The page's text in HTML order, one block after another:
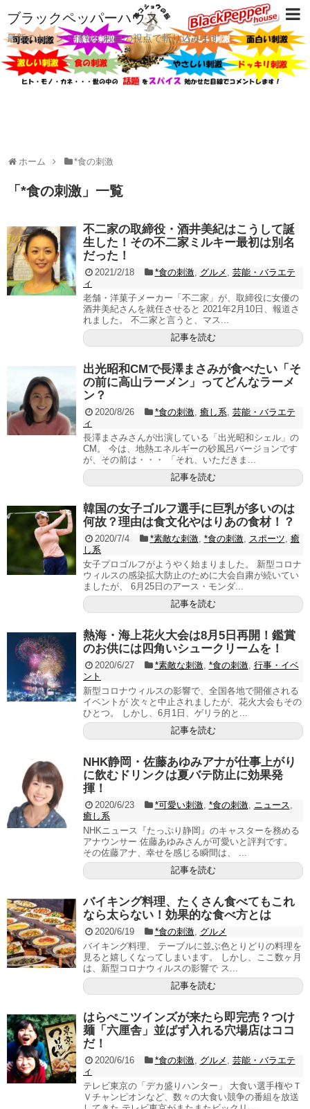
ブラックペッパーハウス
最新のトレンド情報に独自の視点で斬り込みます
ホーム *食の刺激
「 *食の刺激 」 一覧
不二家の取締役・酒井美紀はこうして誕
生した！その不二家ミルキー最初は別名
だった！
2021/2/18 *食の刺激, グルメ , 芸能・バラエテ
ィ
老舗・洋菓子メーカー「不二家」が、取締役に女優の
酒井美紀さんを就任させると 2021年2月10日、報道さ
れました。 不二家と言うと、マス...
記事を読む
出光昭和CMで長澤まさみが食べたい「そ
の前に高山ラーメン」ってどんなラーメ
ン？
2020/8/26 *食の刺激, 癒し系, 芸能・バラエテ
ィ
長澤まさみさんが出演している「出光昭和シェル」の
CM。 今は、地熱エネルギーの砂風呂バージョンです
が、その前は・・・ 「それ、いただきま...
記事を読む
韓国の女子ゴルフ選手に巨乳が多いのは
何故？理由は食文化やはりあの食材！？
2020/7/4 *素敵な刺激, *食の刺激, スポーツ, 癒
し系
女子プロゴルフがようやく始まりました。 新型コロナ
ウィルスの感染拡大防止のために大会自粛が続いてい
ましたが、 6月25日のアース・モンダ...
記事を読む
熱海・海上花火大会は8月5日再開！鑑賞
のお供には四角いシュークリームを！
2020/6/27 *素敵な刺激, *食の刺激, 行事・イベ
ント
新型コロナウィルスの影響で、全国各地で開催される
イベントが 次々と中止されましたが、花火大会もその
ひとつ。 しかし、6月1日、ゲリラ的と...
記事を読む
NHK静岡・佐藤あゆみアナが仕事上がり
に飲むドリンクは夏バテ防止に効果発
揮！
2020/6/23 *可愛い刺激, *食の刺激, ニュース,
癒し系
NHKニュース『たっぷり静岡』のキャスターを務める
アナウンサー 佐藤あゆみさんが可愛いと評判です。
その佐藤アナ、幸せを感じる瞬間は、 ...
記事を読む
バイキング料理、たくさん食べてもこれ
なら太らない！効果的な食べ方とは
2020/6/19 *食の刺激, グルメ
バイキング料理、 テーブルに並ぶ色とりどりの料理を
見ると嬉しくなってしまいます。 しかし、ここ数ヶ月
は、新型コロナウィルスの影響で ス...
記事を読む
はらぺこツインズが来たら即完売？つけ
麺「六厘舎」並ばず入れる穴場店はココ
だ！
2020/6/16 *食の刺激, グルメ , 芸能・バラエテ
ィ
テレビ東京の「デカ盛りハンター」 大食い選手権やＴ
Ｖチャンピオンなど、数々の大食い競争の番組を放送